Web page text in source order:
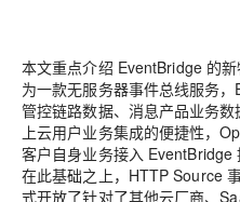
本文重点介绍 EventBridge 的
为一款无服务器事件总线服务
管控链路数据、消息产品业务
上云用户业务集成的便捷性，
客户自身业务接入 EventBridge
在此基础之上，HTTP Source
式开放了针对了其他云厂商、